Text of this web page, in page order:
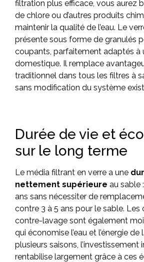
filtration plus efficace, vous aurez
de chlore ou d’autres produits
maintenir la qualité de l’eau. Le
présente sous forme de granulés
coupants, parfaitement adaptés à
domestique. Il remplace
traditionnel dans tous les filtres à
sans modification du système
Durée de vie et
sur le long terme
Le média filtrant en verre a une
nettement supérieure au sable
ans sans nécessiter de
contre 3 à 5 ans pour le sable. Les
contre-lavage sont également
qui économise l’eau et l’énergie
plusieurs saisons, l’investissement
rentabilise largement grâce à ces